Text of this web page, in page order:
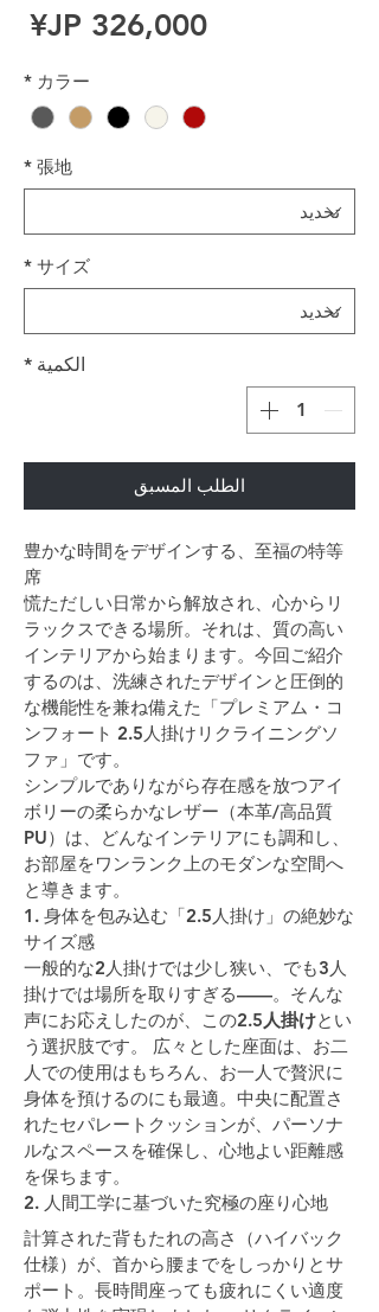
カラー
*
張地
*
サイズ
*
الكمية *
الطلب المسبق
豊かな時間をデザインする、至福の特等
席
慌ただしい日常から解放され、心からリ
ラックスできる場所。それは、質の高い
インテリアから始まります。今回ご紹介
するのは、洗練されたデザインと圧倒的
な機能性を兼ね備えた「プレミアム・コ
ンフォート 2.5人掛けリクライニングソ
ファ」です。
シンプルでありながら存在感を放つアイ
ボリーの柔らかなレザー（本革/高品質
PU）は、どんなインテリアにも調和し、
お部屋をワンランク上のモダンな空間へ
と導きます。
1. 身体を包み込む「2.5人掛け」の絶妙な
サイズ感
一般的な2人掛けでは少し狭い、でも3人
掛けでは場所を取りすぎる——。そんな
声にお応えしたのが、この2.5人掛けとい
う選択肢です。 広々とした座面は、お二
人での使用はもちろん、お一人で贅沢に
身体を預けるのにも最適。中央に配置さ
れたセパレートクッションが、パーソナ
ルなスペースを確保し、心地よい距離感
を保ちます。
2. 人間工学に基づいた究極の座り心地
計算された背もたれの高さ（ハイバック
仕様）が、首から腰までをしっかりとサ
ポート。長時間座っても疲れにくい適度